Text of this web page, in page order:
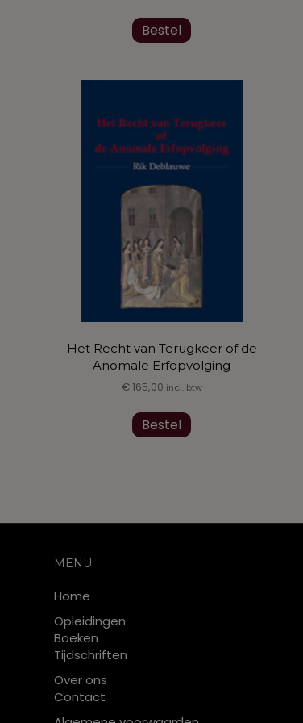
Bestel
Het Recht van Terugkeer of de
Anomale Erfopvolging
€165,00 incl. btw
Bestel
MENU
Home
Opleidingen
Boeken
Tijdschriften
Over ons
Contact